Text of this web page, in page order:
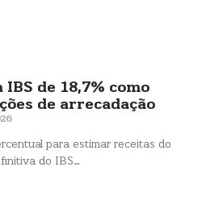
de 18,7% como
de arrecadação
para estimar receitas do
do IBS…